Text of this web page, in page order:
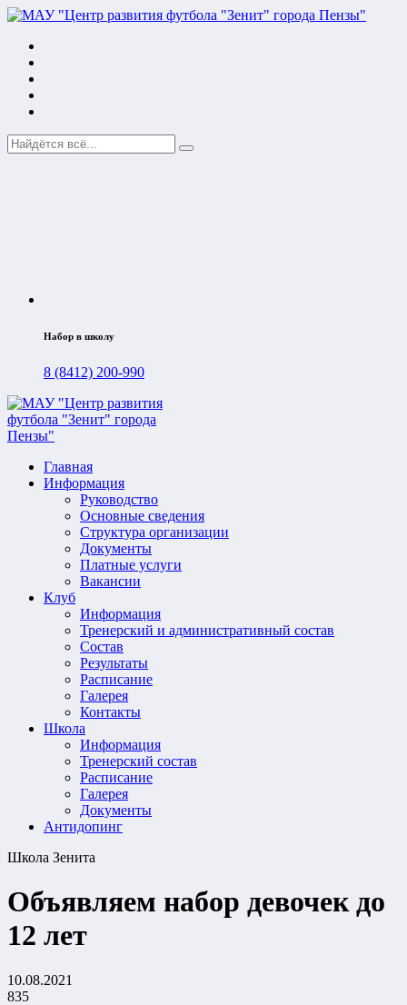
Набор в школу
8 (8412) 200-990
Главная
Информация
Руководство
Основные сведения
Структура организации
Документы
Платные услуги
Вакансии
Клуб
Информация
Тренерский и административный состав
Состав
Результаты
Расписание
Галерея
Контакты
Школа
Информация
Тренерский состав
Расписание
Галерея
Документы
Антидопинг
Школа Зенита
Объявляем набор девочек до
12 лет
10.08.2021
835